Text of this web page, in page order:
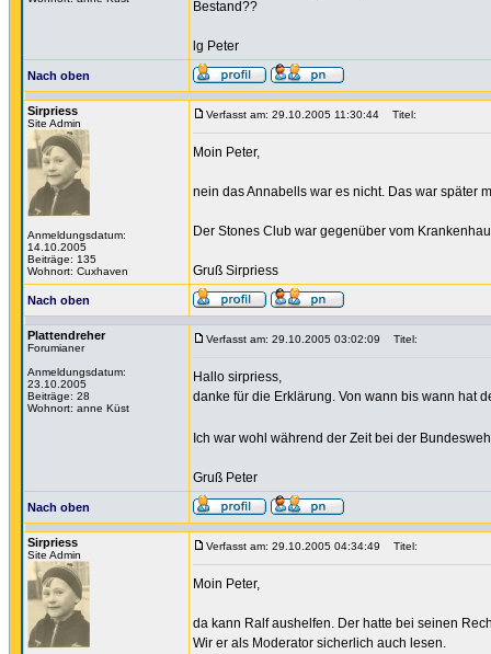
Bestand??
lg Peter
Nach oben
Sirpriess
Site Admin
Anmeldungsdatum:
14.10.2005
Beiträge: 135
Wohnort: Cuxhaven
Verfasst am: 29.10.2005 11:30:44 Titel:
Moin Peter,
nein das Annabells war es nicht. Das war später
Der Stones Club war gegenüber vom
Gruß Sirpriess
Nach oben
Plattendreher
Forumianer
Anmeldungsdatum:
23.10.2005
Beiträge: 28
Wohnort: anne Küst
Verfasst am: 29.10.2005 03:02:09 Titel:
Hallo sirpriess,
danke für die Erklärung. Von wann bis wann hat
Ich war wohl während der Zeit bei der
Gruß Peter
Nach oben
Sirpriess
Site Admin
Verfasst am: 29.10.2005 04:34:49 Titel:
Moin Peter,
da kann Ralf aushelfen. Der hatte bei seinen
Wir er als Moderator sicherlich auch lesen.